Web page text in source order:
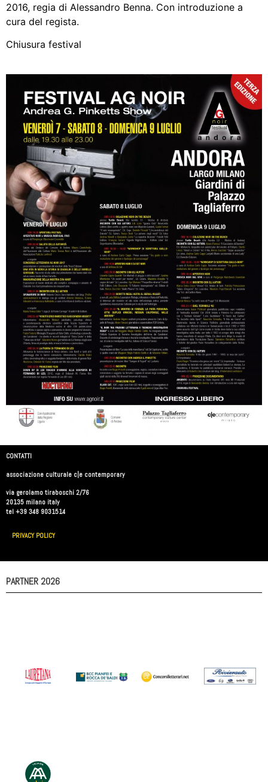
2016, regia di Alessandro Benna. Con introduzione a
cura del regista.
Chiusura festival
CONTATTI
associazione culturale c|e contemporary
via gerolamo tiraboschi 2/76
20135 milano italy
tel +39 348 9031514
PRIVACY POLICY
PARTNER 2026